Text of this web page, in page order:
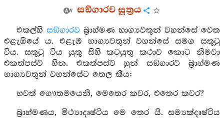
සඞ්ගාරව සූත්‍රය
එකල්හි සඞ්ගාරව බ්‍රාහ්මණ භාග්‍යවතුන් වහන්සේ වෙත
එළැඹියේ ය. එළැඹ භාග්‍යවතුන් වහන්සේ සමග සතුටු
විය. සතුටු විය යුතු සිහි කටයුතු කථාව කොට නිමවා
එකත්පස්ව හින. එකත්පස්ව හුන් සඞ්ගාරව බ්‍රාහ්මණ
භාග්‍යවතුන් වහන්සේට තෙල කීය:
භවත් ගෞතමයෙනි, මෙතෙර කවර, එතෙර කවර?
බ්‍රාහ්මණය, මිථ්‍යාදෘෂ්ටිය මෙ තෙර යි. සම්‍යක්දෘෂ්ටිය